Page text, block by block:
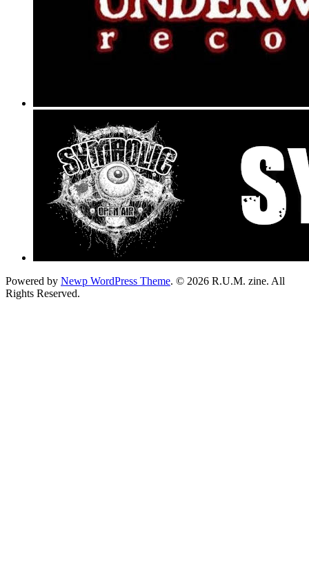
Powered by Newp WordPress Theme. © 2026 R.U.M. zine. All
Rights Reserved.